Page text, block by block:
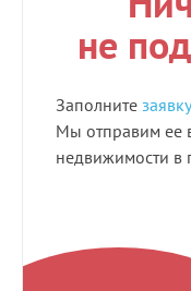
не
Заполните
Мы отправим ее
недвижимости в